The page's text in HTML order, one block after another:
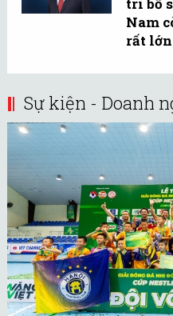
Nam
rất lớn
Sự kiện - Doanh